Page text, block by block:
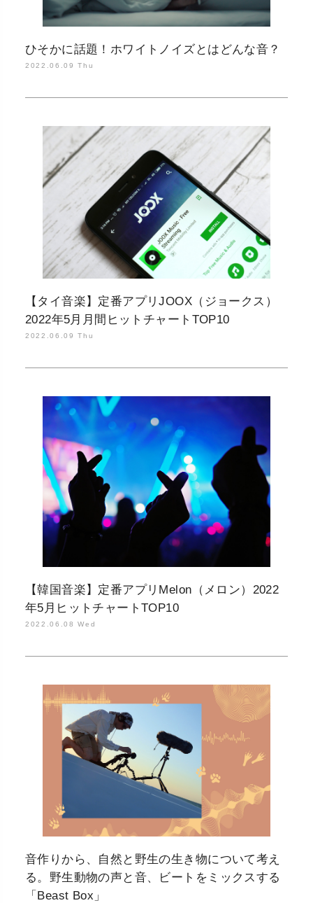
ひそかに話題！ホワイトノイズとはどんな音？
2022.06.09 Thu
【タイ音楽】定番アプリJOOX（ジョークス）
2022年5月月間ヒットチャートTOP10
2022.06.09 Thu
【韓国音楽】定番アプリMelon（メロン）2022
年5月ヒットチャートTOP10
2022.06.08 Wed
音作りから、自然と野生の生き物について考え
る。野生動物の声と音、ビートをミックスする
「Beast Box」